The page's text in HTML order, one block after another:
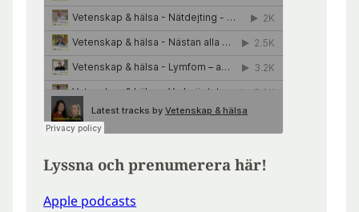
Lyssna och prenumerera här!
Apple podcasts